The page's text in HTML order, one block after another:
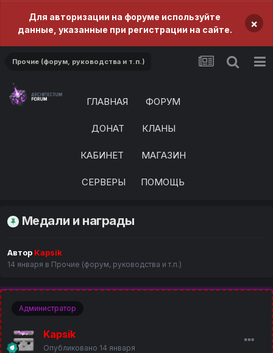
Для авторизации на форуме используйте
данные, указанные при регистрации на сайте.
×
Прочие (форум, руководства и т.п.)
ГЛАВНАЯ ФОРУМ
ДОНАТ КЛАНЫ
КАБИНЕТ МАГАЗИН
СЕРВЕРЫ ПОМОЩЬ
Медали и награды
Автор Kapsik
14 января в Прочие (форум, руководства и т.п.)
Администратор
Kapsik
Опубликовано 14 января